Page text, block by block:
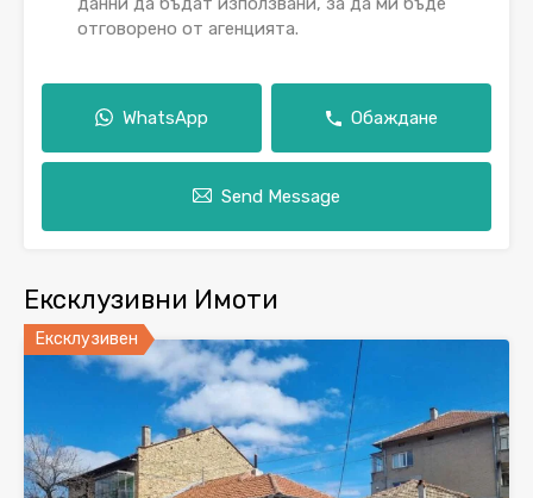
отговорено от агенцията.
WhatsApp Обаждане
Send Message
Ексклузивни Имоти
Ексклузивен